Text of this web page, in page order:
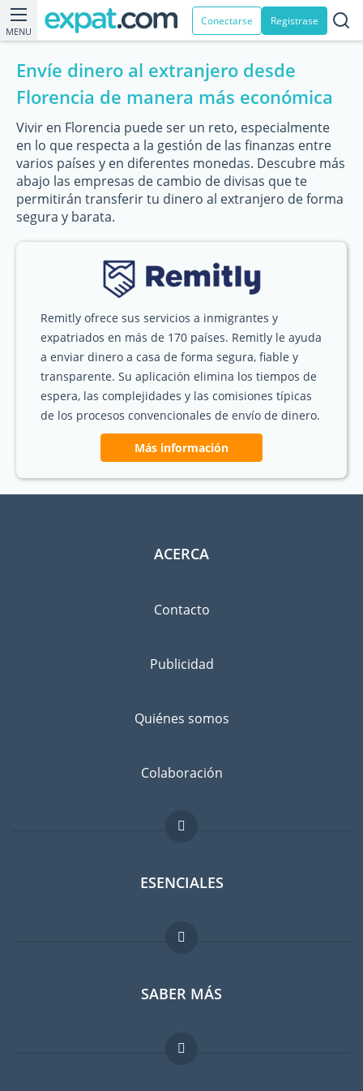
MENU
Conectarse Registrase
Envíe dinero al extranjero desde
Florencia de manera más económica
Vivir en Florencia puede ser un reto, especialmente
en lo que respecta a la gestión de las finanzas entre
varios países y en diferentes monedas. Descubre más
abajo las empresas de cambio de divisas que te
permitirán transferir tu dinero al extranjero de forma
segura y barata.
Remitly ofrece sus servicios a inmigrantes y
expatriados en más de 170 países. Remitly le ayuda
a enviar dinero a casa de forma segura, fiable y
transparente. Su aplicación elimina los tiempos de
espera, las complejidades y las comisiones típicas
de los procesos convencionales de envío de dinero.
Más información
ACERCA
Contacto
Publicidad
Quiénes somos
Colaboración
ESENCIALES
Foro para expatriados
Guia para expatriados
Trabajos en el extranjero
SABER MÁS
FAQ